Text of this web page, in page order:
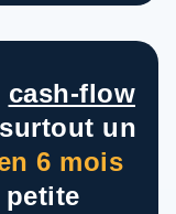
cash-flow
un
6 mois
petite